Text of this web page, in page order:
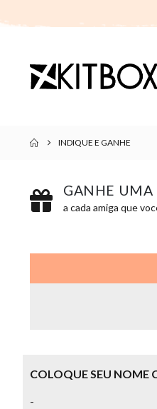
INDIQUE E GANHE
GANHE UMA
a cada amiga que
COLOQUE SEU NOME
-